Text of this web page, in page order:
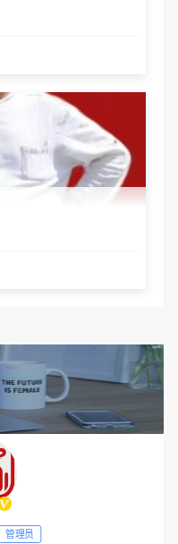
管理员